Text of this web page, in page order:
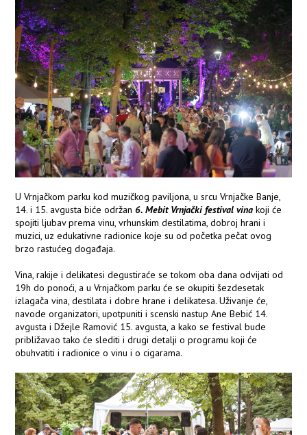
U Vrnjačkom parku kod muzičkog paviljona, u srcu Vrnjačke Banje,
14. i 15. avgusta biće održan 6. Mebit Vrnjački festival vina koji će
spojiti ljubav prema vinu, vrhunskim destilatima, dobroj hrani i
muzici, uz edukativne radionice koje su od početka pečat ovog
brzo rastućeg događaja.
Vina, rakije i delikatesi degustiraće se tokom oba dana odvijati od
19h do ponoći, a u Vrnjačkom parku će se okupiti šezdesetak
izlagača vina, destilata i dobre hrane i delikatesa. Uživanje će,
navode organizatori, upotpuniti i scenski nastup Ane Bebić 14.
avgusta i Džejle Ramović 15. avgusta, a kako se festival bude
približavao tako će slediti i drugi detalji o programu koji će
obuhvatiti i radionice o vinu i o cigarama.